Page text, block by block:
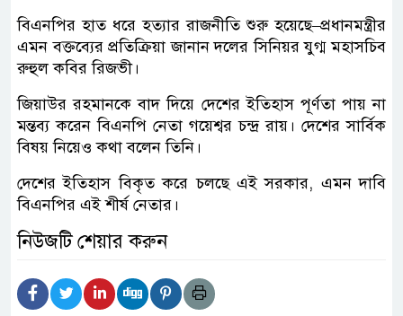
বিএনপির হাত ধরে হত্যার রাজনীতি শুরু হয়েছে–প্রধানমন্ত্রীর
এমন বক্তব্যের প্রতিক্রিয়া জানান দলের সিনিয়র যুগ্ম মহাসচিব
রুহুল কবির রিজভী।
জিয়াউর রহমানকে বাদ দিয়ে দেশের ইতিহাস পূর্ণতা পায় না
মন্তব্য করেন বিএনপি নেতা গয়েশ্বর চন্দ্র রায়। দেশের সার্বিক
বিষয় নিয়েও কথা বলেন তিনি।
দেশের ইতিহাস বিকৃত করে চলছে এই সরকার, এমন দাবি
বিএনপির এই শীর্ষ নেতার।
নিউজটি শেয়ার করুন